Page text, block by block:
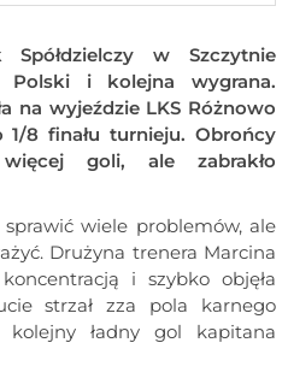
w Szczytnie
Polski i kolejna wygrana.
na wyjeździe LKS Różnowo
1/8 finału turnieju. Obrońcy
goli, ale zabrakło
wiele problemów, ale
Drużyna trenera Marcina
i szybko objęła
strzał zza pola karnego
kolejny ładny gol kapitana